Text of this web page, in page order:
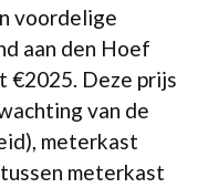
voordelige
aan den Hoef
€2025. Deze prijs
van de
meterkast
meterkast